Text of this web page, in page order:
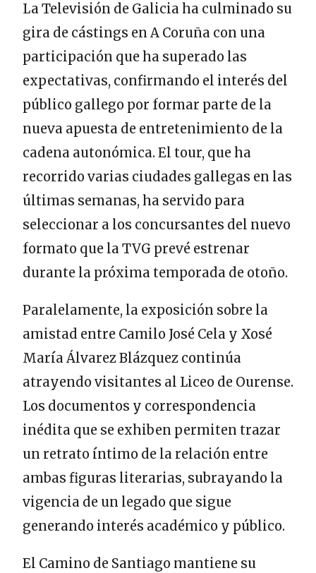
La Televisión de Galicia ha culminado su
gira de cástings en A Coruña con una
participación que ha superado las
expectativas, confirmando el interés del
público gallego por formar parte de la
nueva apuesta de entretenimiento de la
cadena autonómica. El tour, que ha
recorrido varias ciudades gallegas en las
últimas semanas, ha servido para
seleccionar a los concursantes del nuevo
formato que la TVG prevé estrenar
durante la próxima temporada de otoño.
Paralelamente, la exposición sobre la
amistad entre Camilo José Cela y Xosé
María Álvarez Blázquez continúa
atrayendo visitantes al Liceo de Ourense.
Los documentos y correspondencia
inédita que se exhiben permiten trazar
un retrato íntimo de la relación entre
ambas figuras literarias, subrayando la
vigencia de un legado que sigue
generando interés académico y público.
El Camino de Santiago mantiene su